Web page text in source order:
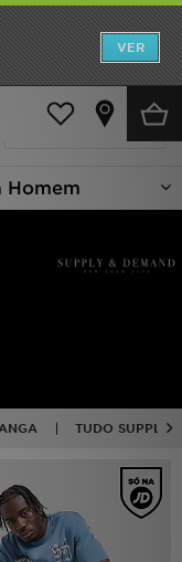
VER
Actualizar a pesquisa
Homem
TUDO SUPPLY